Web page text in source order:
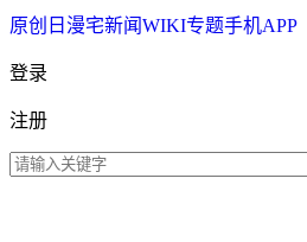
原创 日漫宅新闻WIKI专题手机APP
登录
注册